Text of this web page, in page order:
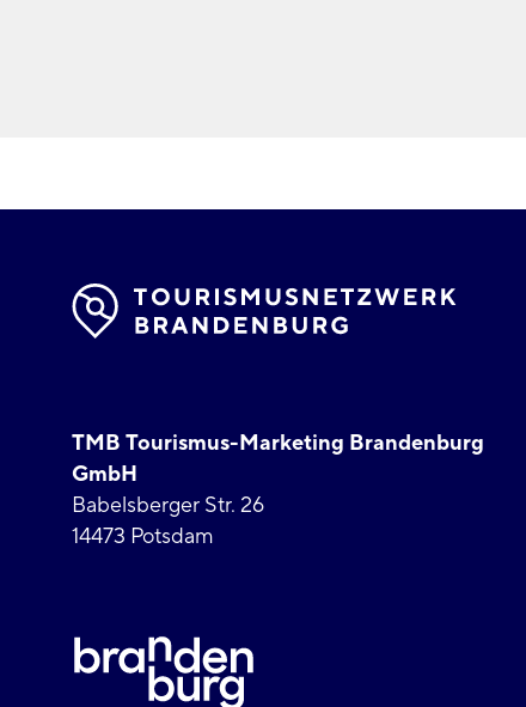
TMB Tourismus-Marketing Brandenburg
GmbH
Babelsberger Str. 26
14473 Potsdam